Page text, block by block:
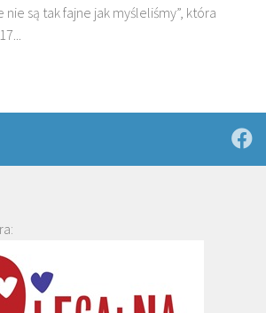
są tak fajne jak myśleliśmy”, która